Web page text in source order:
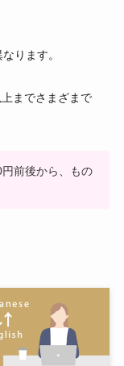
ります。
までさまざまで
前後から、もの